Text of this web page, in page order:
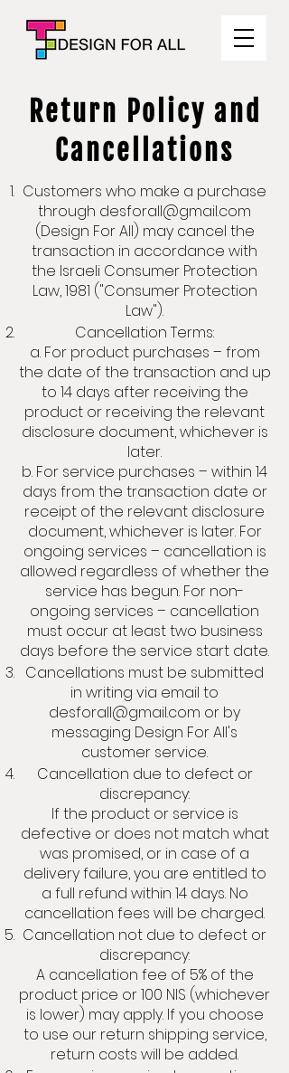
Return Policy and
Cancellations
Customers who make a purchase
through desforall@gmail.com
(Design For All) may cancel the
transaction in accordance with
the Israeli Consumer Protection
Law, 1981 ("Consumer Protection
Law").
Cancellation Terms:
a. For product purchases – from
the date of the transaction and up
to 14 days after receiving the
product or receiving the relevant
disclosure document, whichever is
later.
b. For service purchases – within 14
days from the transaction date or
receipt of the relevant disclosure
document, whichever is later. For
ongoing services – cancellation is
allowed regardless of whether the
service has begun. For non-
ongoing services – cancellation
must occur at least two business
days before the service start date.
Cancellations must be submitted
in writing via email to
desforall@gmail.com or by
messaging Design For All's
customer service.
Cancellation due to defect or
discrepancy:
If the product or service is
defective or does not match what
was promised, or in case of a
delivery failure, you are entitled to
a full refund within 14 days. No
cancellation fees will be charged.
Cancellation not due to defect or
discrepancy:
A cancellation fee of 5% of the
product price or 100 NIS (whichever
is lower) may apply. If you choose
to use our return shipping service,
return costs will be added.